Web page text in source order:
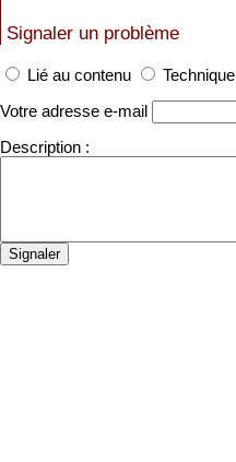
Signaler un problème
Lié au contenu Technique
Votre adresse e-mail
Description :